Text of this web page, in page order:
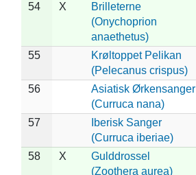
54
X
Brilleterne
(Onychoprion
anaethetus)
55
Krøltoppet Pelikan
(Pelecanus crispus)
56
Asiatisk Ørkensanger
(Curruca nana)
57
Iberisk Sanger
(Curruca iberiae)
58 X
Gulddrossel
(Zoothera aurea)